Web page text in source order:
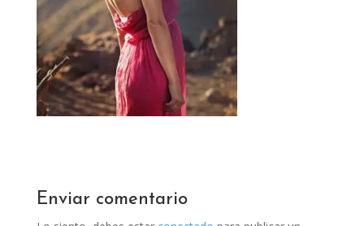
Enviar comentario